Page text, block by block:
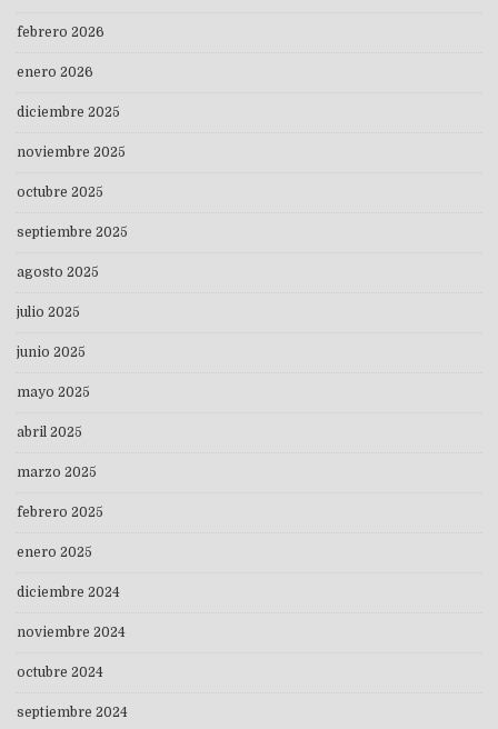
febrero 2026
enero 2026
diciembre 2025
noviembre 2025
octubre 2025
septiembre 2025
agosto 2025
julio 2025
junio 2025
mayo 2025
abril 2025
marzo 2025
febrero 2025
enero 2025
diciembre 2024
noviembre 2024
octubre 2024
septiembre 2024